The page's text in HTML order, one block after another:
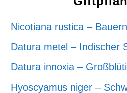
Nicotiana rustica –
Datura metel – Indischer
Datura innoxia –
Hyoscyamus niger –